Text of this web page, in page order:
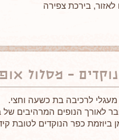
בירכת צפירה
– מסלול
לרכיבה בת כשעה וחצי.
לאורך הנופים המרהיבים
ביוזמת כפר הנוקדים לטובת